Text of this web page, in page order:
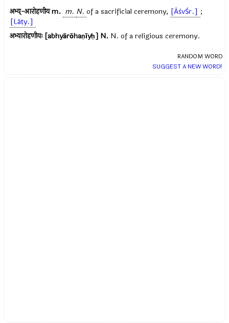
अभ्य्-आरोहणीयm. m. N. of a sacrificial ceremony, [ĀśvŚr.] ;
[Lāṭy.]
अभ्यारोहणीयः [abhyārōhaṇīyḥ] N. N. of a religious ceremony.
RANDOM WORD
SUGGEST A NEW WORD!